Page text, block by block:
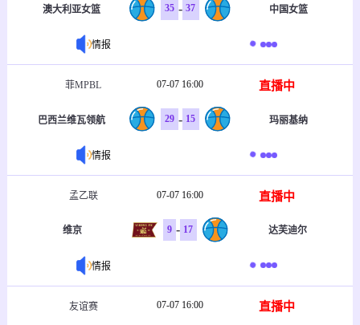
澳大利亚女篮 35 - 37 中国女篮
情报
菲MPBL 07-07 16:00 直播中
巴西兰维瓦领航 29 - 15 玛丽基纳
情报
孟乙联 07-07 16:00 直播中
维京 9 - 17 达芙迪尔
情报
友谊赛 07-07 16:00 直播中